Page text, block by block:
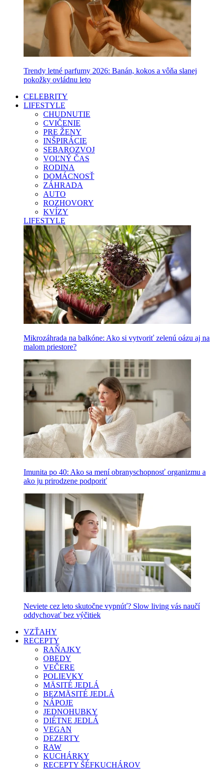
Trendy letné parfumy 2026: Banán, kokos a vôňa slanej
pokožky ovládnu leto
CELEBRITY
LIFESTYLE
CHUDNUTIE
CVIČENIE
PRE ŽENY
INŠPIRÁCIE
SEBAROZVOJ
VOĽNÝ ČAS
RODINA
DOMÁCNOSŤ
ZÁHRADA
AUTO
ROZHOVORY
KVÍZY
LIFESTYLE
Mikrozáhrada na balkóne: Ako si vytvoriť zelenú oázu aj na
malom priestore?
Imunita po 40: Ako sa mení obranyschopnosť organizmu a
ako ju prirodzene podporiť
Neviete cez leto skutočne vypnúť? Slow living vás naučí
oddychovať bez výčitiek
VZŤAHY
RECEPTY
RAŇAJKY
OBEDY
VEČERE
POLIEVKY
MÄSITÉ JEDLÁ
BEZMÄSITÉ JEDLÁ
NÁPOJE
JEDNOHUBKY
DIÉTNE JEDLÁ
VEGAN
DEZERTY
RAW
KUCHÁRKY
RECEPTY ŠÉFKUCHÁROV